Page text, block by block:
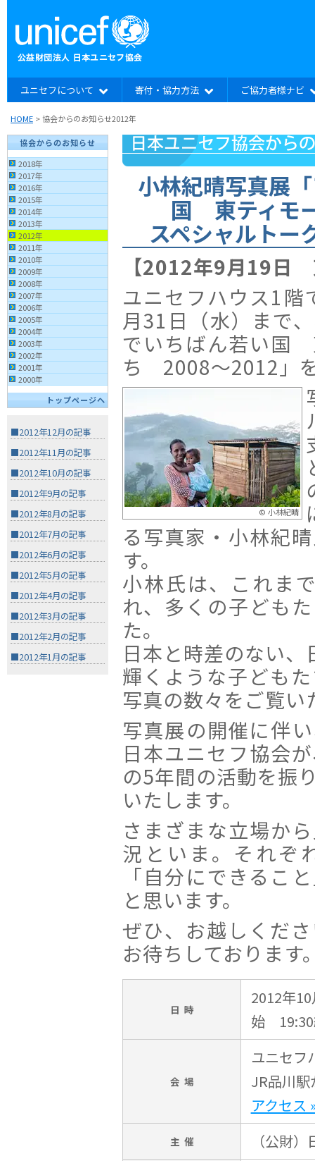
ユニセフについて 寄付・協力方法 ご協力者様ナビ
HOME > 協会からのお知らせ2012年
協会からのお知らせ
2018年
2017年
2016年
2015年
2014年
2013年
2012年
2011年
2010年
2009年
2008年
2007年
2006年
2005年
2004年
2003年
2002年
2001年
2000年
トップページへ
■2012年12月の記事
■2012年11月の記事
■2012年10月の記事
■2012年9月の記事
■2012年8月の記事
■2012年7月の記事
■2012年6月の記事
■2012年5月の記事
■2012年4月の記事
■2012年3月の記事
■2012年2月の記事
■2012年1月の記事
小林紀晴写真展
国 東ティモ
スペシャルトー
【2012年9月19日
ユニセフハウス1
月31日（水）まで
でいちばん若い国
ち 2008〜2012」
© 小林紀晴
る写真家・小林紀
す。
小林氏は、これま
れ、多くの子ども
た。
日本と時差のない
輝くような子ども
写真の数々をご覧い
写真展の開催に伴
日本ユニセフ協会
の5年間の活動を振
いたします。
さまざまな立場か
況といま。それぞ
「自分にできるこ
と思います。
ぜひ、お越しくだ
お待ちしております
日 時
2012年
始 19:30
会 場
ユニセ
JR品川
アクセス
主 催 （公財